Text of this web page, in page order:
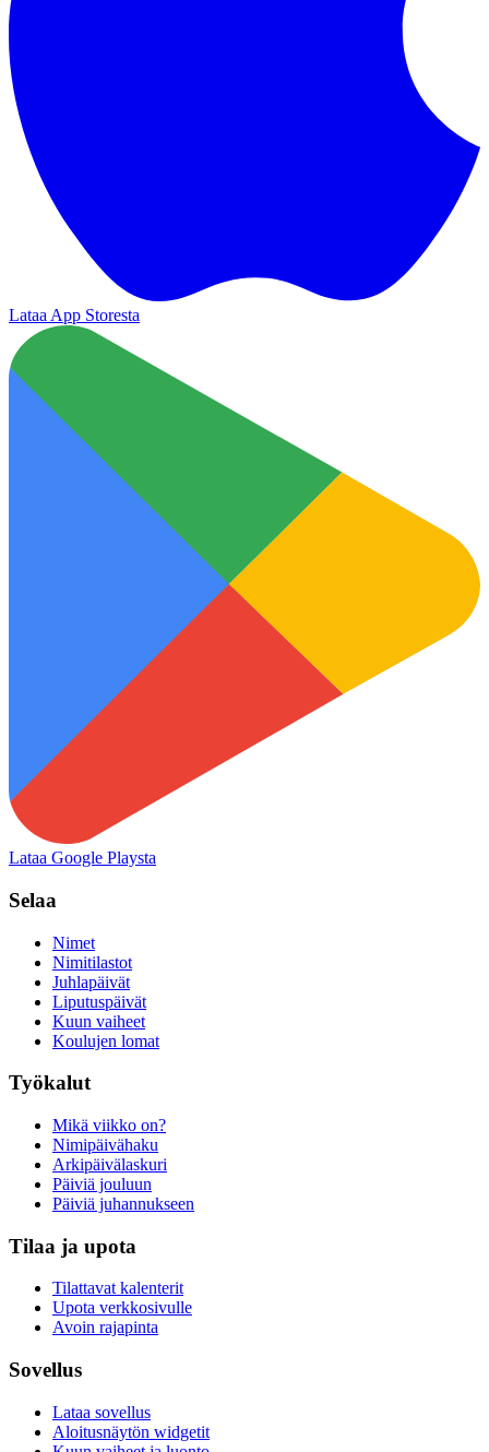
Lataa App Storesta
Lataa Google Playsta
Selaa
Nimet
Nimitilastot
Juhlapäivät
Liputuspäivät
Kuun vaiheet
Koulujen lomat
Työkalut
Mikä viikko on?
Nimipäivähaku
Arkipäivälaskuri
Päiviä jouluun
Päiviä juhannukseen
Tilaa ja upota
Tilattavat kalenterit
Upota verkkosivulle
Avoin rajapinta
Sovellus
Lataa sovellus
Aloitusnäytön widgetit